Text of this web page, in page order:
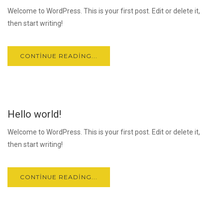
Welcome to WordPress. This is your first post. Edit or delete it,
then start writing!
CONTINUE READING...
EKI
Hello world!
Welcome to WordPress. This is your first post. Edit or delete it,
then start writing!
CONTINUE READING...